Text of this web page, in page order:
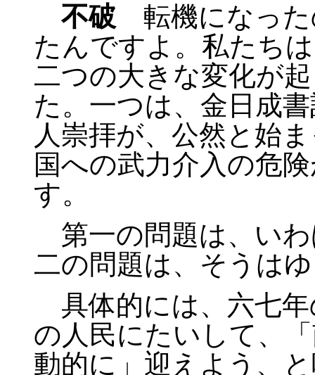
不破 転機になった
たんですよ。私たち
二つの大きな変化が
た。一つは、金日成
人崇拝が、公然と始
国への武力介入の危
す。
第一の問題は、い
二の問題は、そうは
具体的には、六七年
の人民にたいして、
動的に」迎えよう、